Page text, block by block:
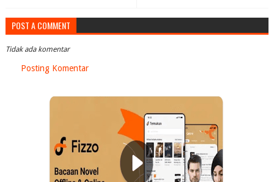
POST A COMMENT
Tidak ada komentar
Posting Komentar